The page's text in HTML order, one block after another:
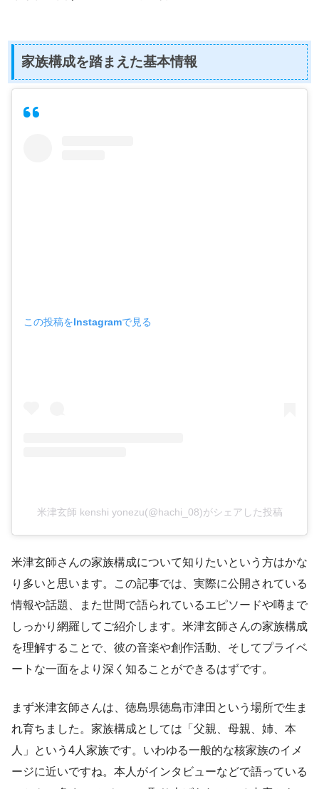
家族構成を踏まえた基本情報
この投稿をInstagramで見る
米津玄師 kenshi yonezu(@hachi_08)がシェアした投稿
米津玄師さんの家族構成について知りたいという方はかな
り多いと思います。この記事では、実際に公開されている
情報や話題、また世間で語られているエピソードや噂まで
しっかり網羅してご紹介します。米津玄師さんの家族構成
を理解することで、彼の音楽や創作活動、そしてプライベ
ートな一面をより深く知ることができるはずです。
まず米津玄師さんは、徳島県徳島市津田という場所で生ま
れ育ちました。家族構成としては「父親、母親、姉、本
人」という4人家族です。いわゆる一般的な核家族のイメ
ージに近いですね。本人がインタビューなどで語っている